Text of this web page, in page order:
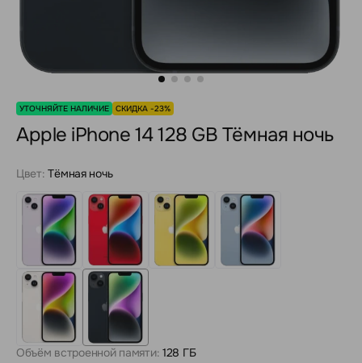
УТОЧНЯЙТЕ НАЛИЧИЕ СКИДКА -23%
Apple iPhone 14 128 GB Тёмная ночь
Цвет: Тёмная ночь
Объём встроенной памяти: 128 ГБ